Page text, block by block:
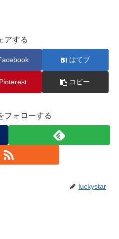
アする
はてブ
Pinterest コピー
フォローする
luckystar